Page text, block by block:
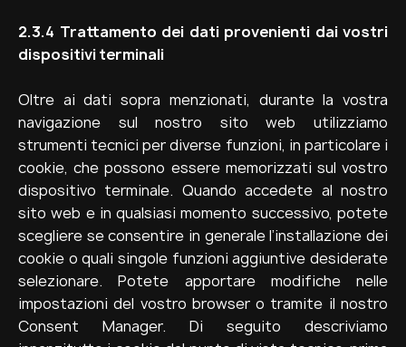
2.3.4 Trattamento dei dati provenienti dai vostri
dispositivi terminali
Oltre ai dati sopra menzionati, durante la vostra
navigazione sul nostro sito web utilizziamo
strumenti tecnici per diverse funzioni, in particolare i
cookie, che possono essere memorizzati sul vostro
dispositivo terminale. Quando accedete al nostro
sito web e in qualsiasi momento successivo, potete
scegliere se consentire in generale l’installazione dei
cookie o quali singole funzioni aggiuntive desiderate
selezionare. Potete apportare modifiche nelle
impostazioni del vostro browser o tramite il nostro
Consent Manager. Di seguito descriviamo